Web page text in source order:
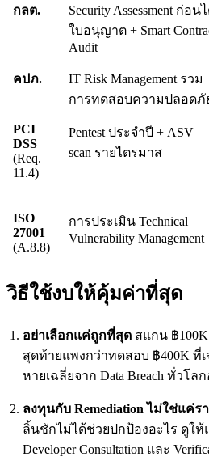
กลต.
Security Assessment ก่อน
ใบอนุญาต + Smart
Audit
คปภ.
IT Risk Management รวม
การทดสอบความปลอดภั
PCI
DSS
(Req.
11.4)
Pentest ประจำปี + ASV
scan รายไตรมาส
ISO
27001
(A.8.8)
การประเมิน Technical
Vulnerability Management
วิธีใช้งบให้คุ้มค่าที่สุด
อย่าเลือกแค่ถูกที่สุด สแกน ฿
สุดท้ายแพงกว่าทดสอบ ฿400K ที่
หายเฉลี่ยจาก Data Breach ทั่วโล
ลงทุนกับ Remediation ไม่ใช่แค่ร
ลิ้นชักไม่ได้ช่วยปกป้องอะไร ดูให้
Developer Consultation และ